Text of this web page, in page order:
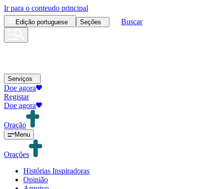
Ir para o conteudo principal
Edição portuguese Seções Buscar
Serviços
Doe agora
Registar
Doe agora
Oração
Menu
Orações
Histórias Inspiradoras
Opinião